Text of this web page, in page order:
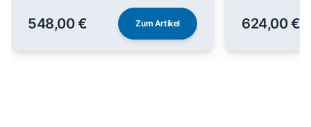
548,00 € Zum Artikel 624,00 €